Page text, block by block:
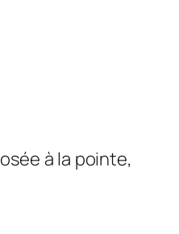
à la pointe,